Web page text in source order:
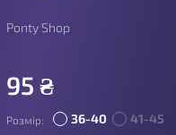
Ponty Shop
95 ₴
Розмір: 36-40 41-45